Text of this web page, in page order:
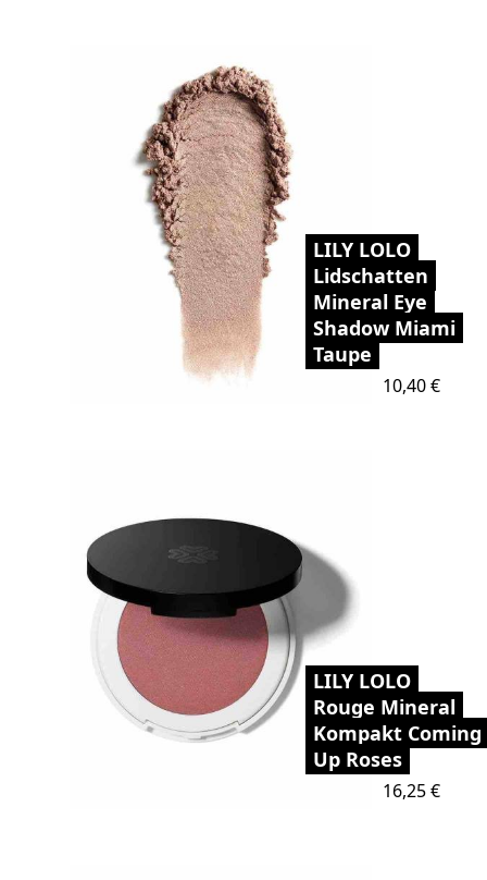
LILY LOLO
Lidschatten
Mineral Eye
Shadow Miami
Taupe
Preis
10,40 €
LILY LOLO
Rouge Mineral
Kompakt Coming
Up Roses
Preis
16,25 €